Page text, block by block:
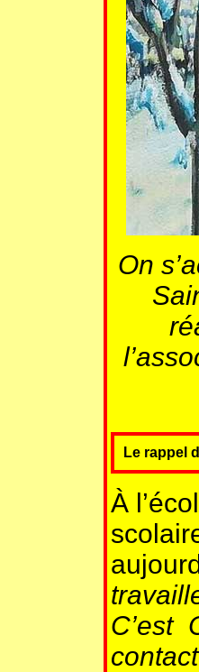
On
Le rappel
À
C’est